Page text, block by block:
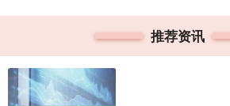
推荐资讯